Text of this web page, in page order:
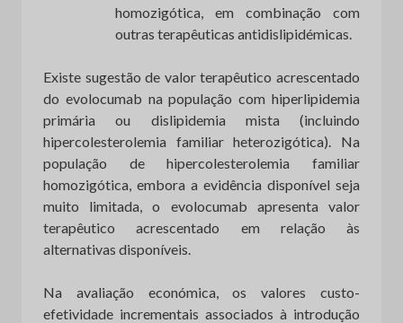
homozigótica, em combinação com
outras terapêuticas antidislipidémicas.
Existe sugestão de valor terapêutico acrescentado
do evolocumab na população com hiperlipidemia
primária ou dislipidemia mista (incluindo
hipercolesterolemia familiar heterozigótica). Na
população de hipercolesterolemia familiar
homozigótica, embora a evidência disponível seja
muito limitada, o evolocumab apresenta valor
terapêutico acrescentado em relação às
alternativas disponíveis.
Na avaliação económica, os valores custo-
efetividade incrementais associados à introdução